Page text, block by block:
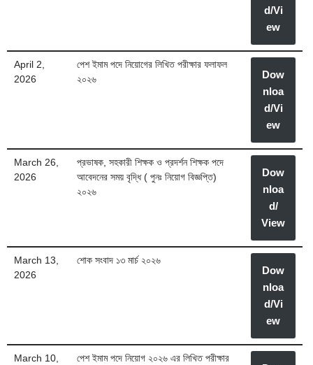
d/Vi
ew
April 2,
2026
পেশ ইমাম পদে নিয়োগের লিখিত পরীক্ষার ফলাফল
২০২৬
Dow
nloa
d/Vi
ew
March 26,
2026
প্রভাষক, সহকারী শিক্ষক ও প্রদর্শন শিক্ষক পদে
আবেদনের সময় বৃদ্ধি ( পুনঃ নিয়োগ বিজ্ঞপ্তি)
২০২৬
Dow
nloa
d/
View
March 13,
2026
শোক সংবাদ ১৩ মার্চ ২০২৬
Dow
nloa
d/Vi
ew
March 10,
পেশ ইমাম পদে নিয়োগ ২০২৬ এর লিখিত পরীক্ষার